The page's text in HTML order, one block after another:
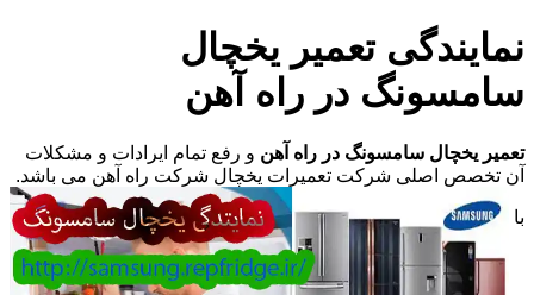
نمایندگی تعمیر یخچال
سامسونگ در راه آهن
تعمیر یخچال سامسونگ در راه آهن و رفع تمام ایرادات و مشکلات
آن تخصص اصلی شرکت تعمیرات یخچال شرکت راه آهن می باشد.
با